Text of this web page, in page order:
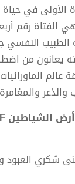
في حياة
الفتاة رقم
النفسي
يعانون من
والذعر
شكري العبود